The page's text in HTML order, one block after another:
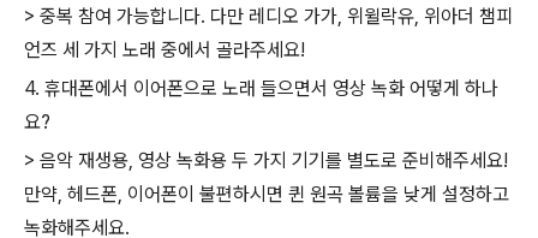
> 중복 참여 가능합니다. 다만 레디오 가가, 위윌락유, 위아더 챔피
언즈 세 가지 노래 중에서 골라주세요!
4. 휴대폰에서 이어폰으로 노래 들으면서 영상 녹화 어떻게 하나
요?
> 음악 재생용, 영상 녹화용 두 가지 기기를 별도로 준비해주세요!
만약, 헤드폰, 이어폰이 불편하시면 퀸 원곡 볼륨을 낮게 설정하고
녹화해주세요.